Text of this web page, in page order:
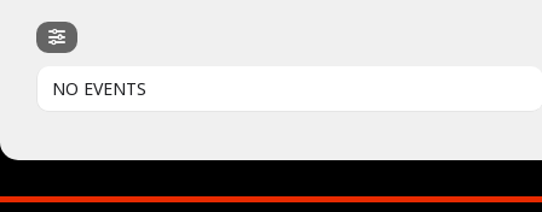
NO EVENTS